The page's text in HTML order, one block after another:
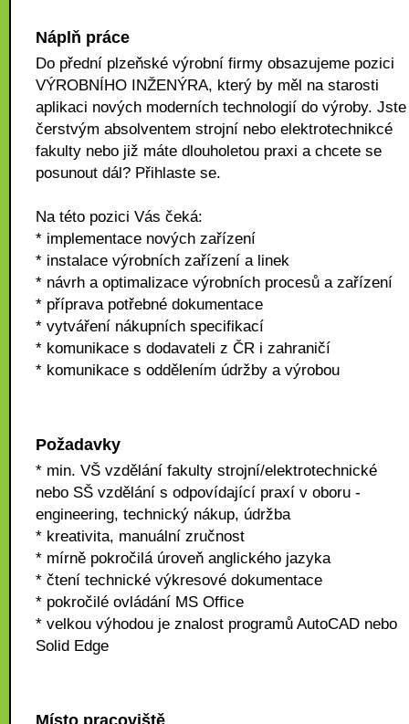
Náplň práce
Do přední plzeňské výrobní firmy obsazujeme pozici
VÝROBNÍHO INŽENÝRA, který by měl na starosti
aplikaci nových moderních technologií do výroby. Jste
čerstvým absolventem strojní nebo elektrotechnikcé
fakulty nebo již máte dlouholetou praxi a chcete se
posunout dál? Přihlaste se.
Na této pozici Vás čeká:
* implementace nových zařízení
* instalace výrobních zařízení a linek
* návrh a optimalizace výrobních procesů a zařízení
* příprava potřebné dokumentace
* vytváření nákupních specifikací
* komunikace s dodavateli z ČR i zahraničí
* komunikace s oddělením údržby a výrobou
Požadavky
* min. VŠ vzdělání fakulty strojní/elektrotechnické
nebo SŠ vzdělání s odpovídající praxí v oboru -
engineering, technický nákup, údržba
* kreativita, manuální zručnost
* mírně pokročilá úroveň anglického jazyka
* čtení technické výkresové dokumentace
* pokročilé ovládání MS Office
* velkou výhodou je znalost programů AutoCAD nebo
Solid Edge
Místo pracoviště